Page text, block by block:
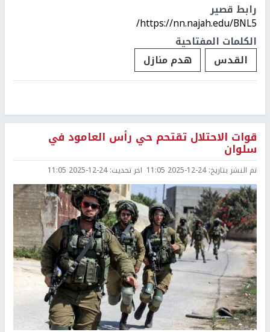
رابط قصير
https://nn.najah.edu/BNL5/
الكلمات المفتاحية
القدس
هدم منازل
قوات الاحتلال تقتحم حي رأس العامود في
سلوان
تم النشر بتاريخ:2025-12-24 11:05 اخر تحديث:2025-12-24 11:05